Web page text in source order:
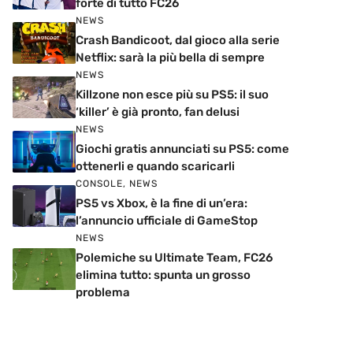
forte di tutto FC26
NEWS
Crash Bandicoot, dal gioco alla serie
Netflix: sarà la più bella di sempre
NEWS
Killzone non esce più su PS5: il suo
‘killer’ è già pronto, fan delusi
NEWS
Giochi gratis annunciati su PS5: come
ottenerli e quando scaricarli
CONSOLE, NEWS
PS5 vs Xbox, è la fine di un’era:
l’annuncio ufficiale di GameStop
NEWS
Polemiche su Ultimate Team, FC26
elimina tutto: spunta un grosso
problema